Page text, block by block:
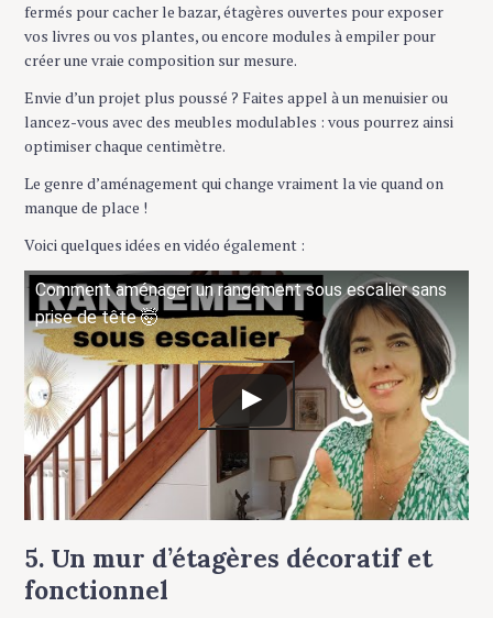
fermés pour cacher le bazar, étagères ouvertes pour exposer
vos livres ou vos plantes, ou encore modules à empiler pour
créer une vraie composition sur mesure.
Envie d’un projet plus poussé ? Faites appel à un menuisier ou
lancez-vous avec des meubles modulables : vous pourrez ainsi
optimiser chaque centimètre.
Le genre d’aménagement qui change vraiment la vie quand on
manque de place !
Voici quelques idées en vidéo également :
Comment aménager un rangement sous escalier sans
prise de tête 🤯
5. Un mur d’étagères décoratif et
fonctionnel
S
a
r
c